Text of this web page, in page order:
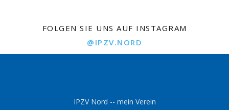
FOLGEN SIE UNS AUF INSTAGRAM
@IPZV.NORD
IPZV Nord -- mein Verein